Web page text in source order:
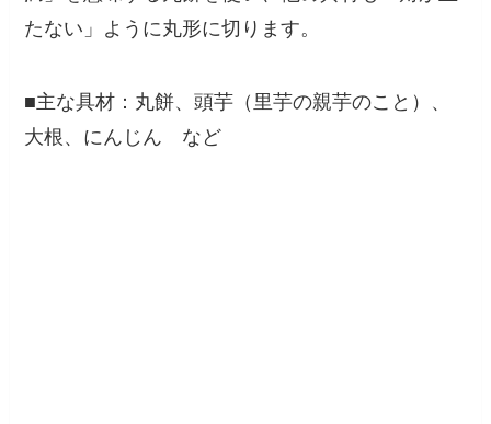
たない」ように丸形に切ります。
■主な具材：丸餅、頭芋（里芋の親芋のこと）、
大根、にんじん など